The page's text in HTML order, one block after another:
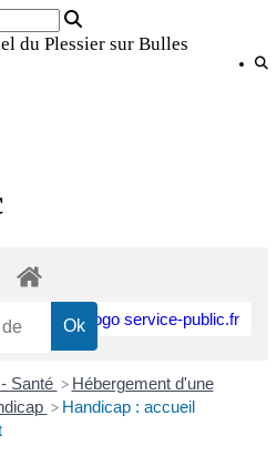
du Plessier sur Bulles
Santé > Hébergement d'une
> Handicap : accueil